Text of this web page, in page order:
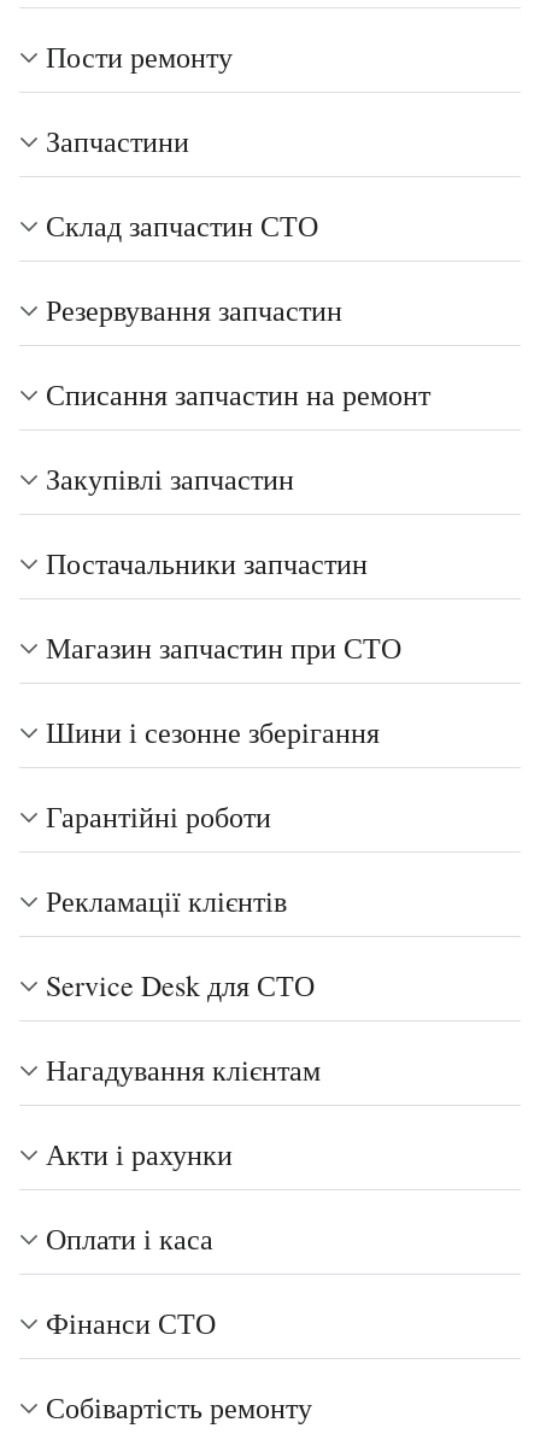
Пости ремонту
Запчастини
Склад запчастин СТО
Резервування запчастин
Списання запчастин на ремонт
Закупівлі запчастин
Постачальники запчастин
Магазин запчастин при СТО
Шини і сезонне зберігання
Гарантійні роботи
Рекламації клієнтів
Service Desk для СТО
Нагадування клієнтам
Акти і рахунки
Оплати і каса
Фінанси СТО
Собівартість ремонту